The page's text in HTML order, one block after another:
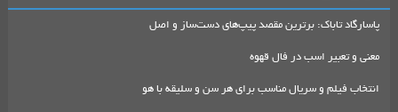
پاسارگاد تاباک: برترین مقصد پیپ‌های دست‌ساز و اصل
معنی و تعبیر اسب در فال قهوه
انتخاب فیلم و سریال مناسب برای هر سن و سلیقه با هو